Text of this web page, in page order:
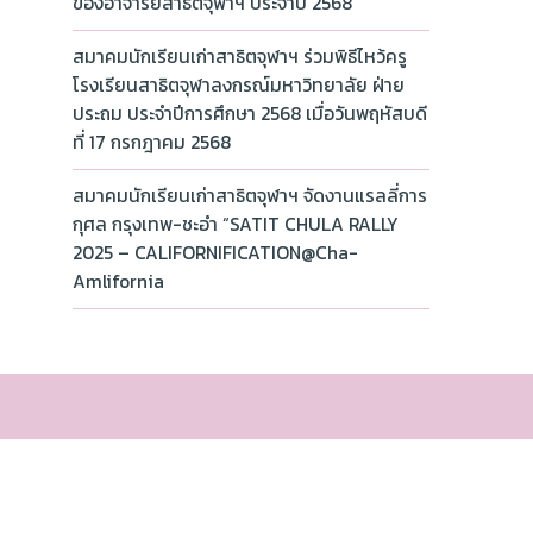
สมาคมนักเรียนเก่าสาธิตจุฬาฯ ร่วมพิธีไหว้ครู
โรงเรียนสาธิตจุฬาลงกรณ์มหาวิทยาลัย ฝ่าย
ประถม ประจำปีการศึกษา 2568 เมื่อวันพฤหัสบดี
ที่ 17 กรกฎาคม 2568
สมาคมนักเรียนเก่าสาธิตจุฬาฯ จัดงานแรลลี่การ
กุศล กรุงเทพ-ชะอำ “SATIT CHULA RALLY
2025 – CALIFORNIFICATION@Cha-
Amlifornia